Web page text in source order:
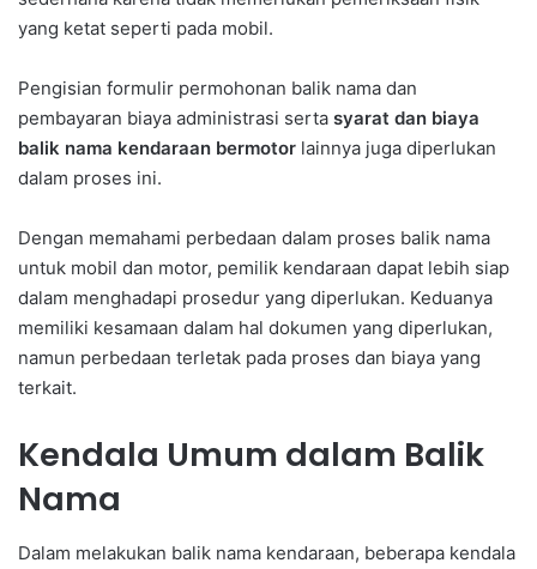
yang ketat seperti pada mobil.
Pengisian formulir permohonan balik nama dan
pembayaran biaya administrasi serta syarat dan biaya
balik nama kendaraan bermotor lainnya juga diperlukan
dalam proses ini.
Dengan memahami perbedaan dalam proses balik nama
untuk mobil dan motor, pemilik kendaraan dapat lebih siap
dalam menghadapi prosedur yang diperlukan. Keduanya
memiliki kesamaan dalam hal dokumen yang diperlukan,
namun perbedaan terletak pada proses dan biaya yang
terkait.
Kendala Umum dalam Balik
Nama
Dalam melakukan balik nama kendaraan, beberapa kendala